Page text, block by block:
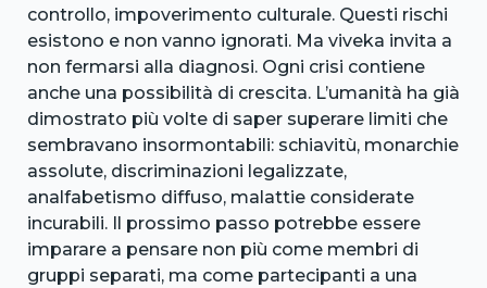
controllo, impoverimento culturale. Questi rischi
esistono e non vanno ignorati. Ma viveka invita a
non fermarsi alla diagnosi. Ogni crisi contiene
anche una possibilità di crescita. L’umanità ha già
dimostrato più volte di saper superare limiti che
sembravano insormontabili: schiavitù, monarchie
assolute, discriminazioni legalizzate,
analfabetismo diffuso, malattie considerate
incurabili. Il prossimo passo potrebbe essere
imparare a pensare non più come membri di
gruppi separati, ma come partecipanti a una